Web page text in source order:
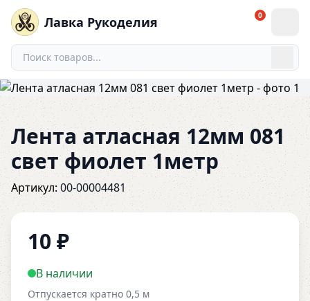
Лавка Рукоделия 0
Лента атласная 12мм 081
свет фиолет 1метр
Артикул: 00-00004481
10 ₽
В наличии
Отпускается кратно 0,5 м